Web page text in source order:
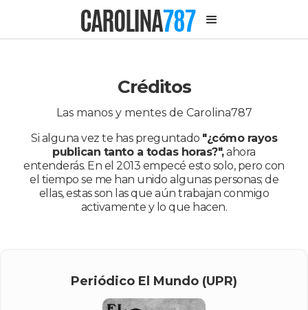
CAROLINA787
Créditos
Las manos y mentes de Carolina787
Si alguna vez te has preguntado "¿cómo rayos
publican tanto a todas horas?",ahora
entenderás. En el 2013 empecé esto solo, pero con
el tiempo se me han unido algunas personas; de
ellas, estas son las que aún trabajan conmigo
activamente y lo que hacen.
Periódico El Mundo (UPR)